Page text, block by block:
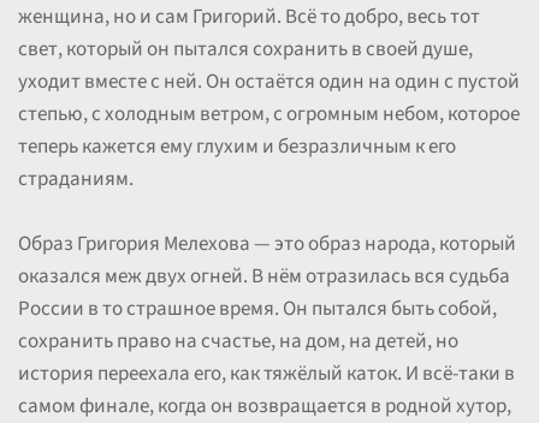
женщина, но и сам Григорий. Всё то добро, весь тот
свет, который он пытался сохранить в своей душе,
уходит вместе с ней. Он остаётся один на один с пустой
степью, с холодным ветром, с огромным небом, которое
теперь кажется ему глухим и безразличным к его
страданиям.
Образ Григория Мелехова — это образ народа, который
оказался меж двух огней. В нём отразилась вся судьба
России в то страшное время. Он пытался быть собой,
сохранить право на счастье, на дом, на детей, но
история переехала его, как тяжёлый каток. И всё-таки в
самом финале, когда он возвращается в родной хутор,